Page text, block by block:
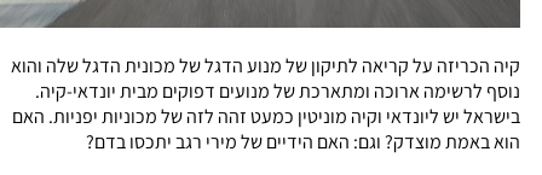
קיה הכריזה על קריאה לתיקון של מנוע הדגל של מכונית הדגל שלה והוא
נוסף לרשימה ארוכה ומתארכת של מנועים דפוקים מבית יונדאי-קיה.
בישראל יש ליונדאי וקיה מוניטין כמעט זהה לזה של מכוניות יפניות. האם
הוא באמת מוצדק? וגם: האם הידיים של מירי רגב יתכסו בדם?